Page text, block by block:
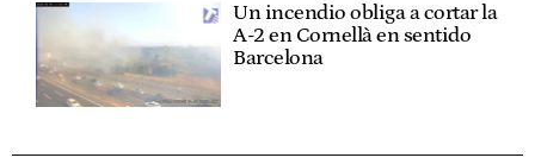
Un incendio obliga a cortar la
A-2 en Cornellà en sentido
Barcelona